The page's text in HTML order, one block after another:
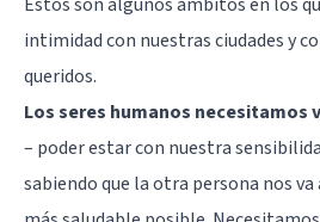
intimidad con nuestras ciudades y
queridos.
Los seres humanos necesitamos
– poder estar con nuestra
sabiendo que la otra persona nos va